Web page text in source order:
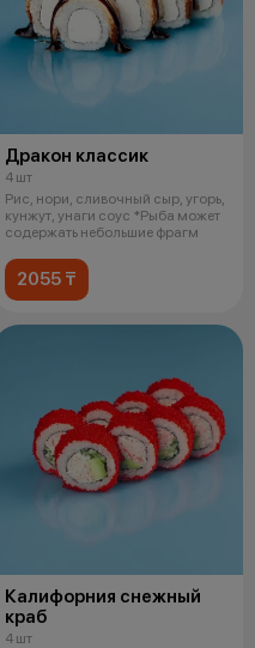
Дракон классик
4 шт
Рис, нори, сливочный сыр, угорь,
кунжут, унаги соус *Рыба может
содержать небольшие фрагм
2055 ₸
Калифорния снежный
краб
4 шт